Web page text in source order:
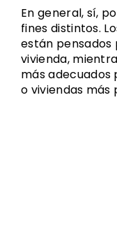
En general, sí,
fines distintos.
están
vivienda,
más adecuados
o viviendas más